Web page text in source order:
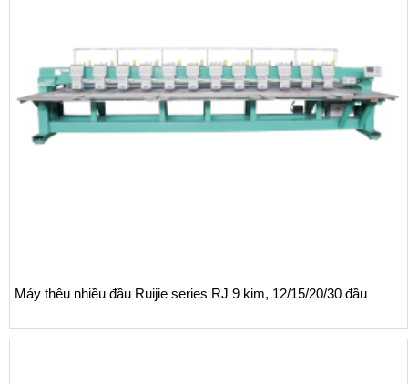
Máy thêu nhiều đầu Ruijie series RJ 9 kim, 12/15/20/30 đầu